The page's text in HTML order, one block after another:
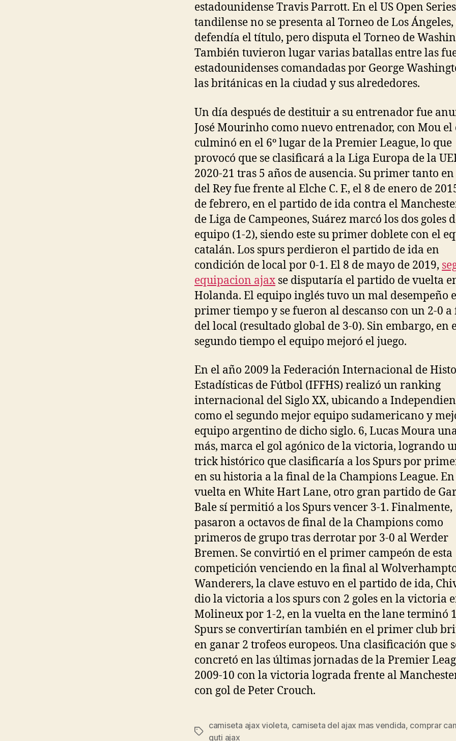
estadounidense Travis Parrott. En el US Open
tandilense no se presenta al Torneo de Los
defendía el título, pero disputa el Torneo de
También tuvieron lugar varias batallas entre las
estadounidenses comandadas por George
las británicas en la ciudad y sus alrededores.
Un día después de destituir a su entrenador fue
José Mourinho como nuevo entrenador, con Mou el
culminó en el 6º lugar de la Premier League, lo que
provocó que se clasificará a la Liga Europa de la
2020-21 tras 5 años de ausencia. Su primer tanto en
del Rey fue frente al Elche C. F., el 8 de enero de
de febrero, en el partido de ida contra el
de Liga de Campeones, Suárez marcó los dos goles
equipo (1-2), siendo este su primer doblete con el
catalán. Los spurs perdieron el partido de ida en
condición de local por 0-1. El 8 de mayo de 2019,
equipacion ajax se disputaría el partido de vuelta
Holanda. El equipo inglés tuvo un mal desempeño
primer tiempo y se fueron al descanso con un 2-0
del local (resultado global de 3-0). Sin embargo, en
segundo tiempo el equipo mejoró el juego.
En el año 2009 la Federación Internacional de
Estadísticas de Fútbol (IFFHS) realizó un ranking
internacional del Siglo XX, ubicando a
como el segundo mejor equipo sudamericano y
equipo argentino de dicho siglo. 6, Lucas Moura
más, marca el gol agónico de la victoria, logrando
trick histórico que clasificaría a los Spurs por
en su historia a la final de la Champions League.
vuelta en White Hart Lane, otro gran partido de
Bale sí permitió a los Spurs vencer 3-1. Finalmente,
pasaron a octavos de final de la Champions como
primeros de grupo tras derrotar por 3-0 al Werder
Bremen. Se convirtió en el primer campeón de esta
competición venciendo en la final al
Wanderers, la clave estuvo en el partido de ida,
dio la victoria a los spurs con 2 goles en la victoria
Molineux por 1-2, en la vuelta en the lane terminó
Spurs se convertirían también en el primer club
en ganar 2 trofeos europeos. Una clasificación que
concretó en las últimas jornadas de la Premier
2009-10 con la victoria lograda frente al
con gol de Peter Crouch.
Etiquetas
camiseta ajax violeta, camiseta del ajax mas vendida, comprar
guti ajax